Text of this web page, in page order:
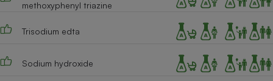
methoxyphenyl triazine
Trisodium edta
Sodium hydroxide